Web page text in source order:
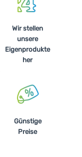
Wir stellen
unsere
Eigenprodukte
her
Günstige
Preise